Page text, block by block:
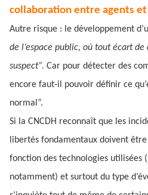
collaboration entre agents et
Autre risque : le développement
de l’espace public, où tout écart
suspect”. Car pour détecter des
encore faut-il pouvoir définir ce
normal”.
Si la CNCDH reconnaît que les
libertés fondamentaux doivent
fonction des technologies utilisées
notamment) et surtout du type